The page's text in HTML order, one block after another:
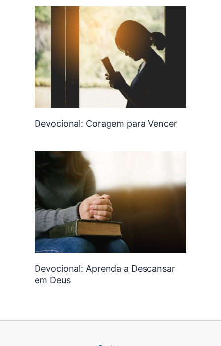
Devocional: Coragem para Vencer
Devocional: Aprenda a Descansar
em Deus